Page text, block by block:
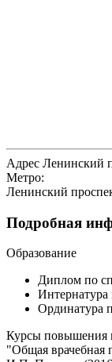
Адрес Ленинский
Метро:
Ленинский
Подробная
Образование
Диплом по
Интернатура
Ординатура
Курсы повышения
"Общая врачебная